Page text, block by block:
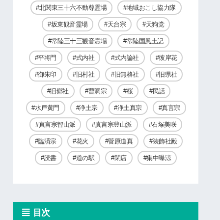
北関東三十六不動尊霊場 地域おこし協力隊
坂東観音霊場 天台宗 天狗党
常陸三十三観音霊場 常陸国風土記
平将門 式内社 式内論社 彼岸花
御朱印 旧村社 旧無格社 旧県社
旧郷社 曹洞宗 桜 民話
水戸黄門 浄土宗 浄土真宗 真言宗
真言宗智山派 真言宗豊山派 石塚美咲
臨済宗 花火 菅原道真 装飾社殿
読書 道の駅 閉店 集中曝涼
目次